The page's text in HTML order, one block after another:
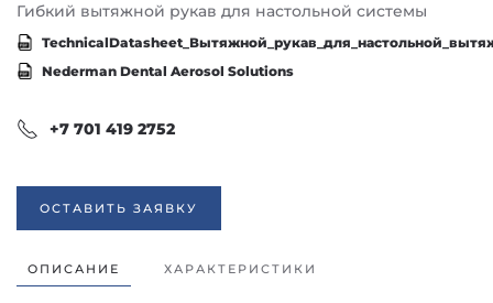
Гибкий вытяжной рукав для настольной системы
Nederman Dental Aerosol Solutions
+7 701 419 2752
ОСТАВИТЬ ЗАЯВКУ
ОПИСАНИЕ ХАРАКТЕРИСТИКИ